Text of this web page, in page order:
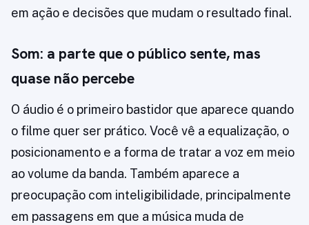
em ação e decisões que mudam o resultado final.
Som: a parte que o público sente, mas
quase não percebe
O áudio é o primeiro bastidor que aparece quando
o filme quer ser prático. Você vê a equalização, o
posicionamento e a forma de tratar a voz em meio
ao volume da banda. Também aparece a
preocupação com inteligibilidade, principalmente
em passagens em que a música muda de